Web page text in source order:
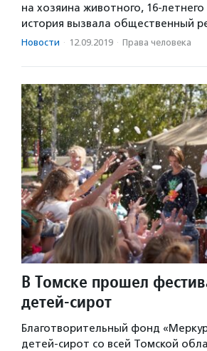
на хозяина животного, 16-
история вызвала общественный
Новости · 12.09.2019 · Права человека
В Томске прошел
детей-сирот
Благотворительный фонд
детей-сирот со всей Томской